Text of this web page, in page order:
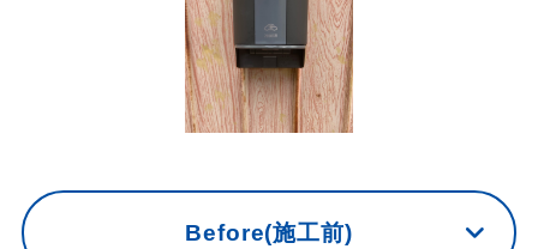
Before(施工前)